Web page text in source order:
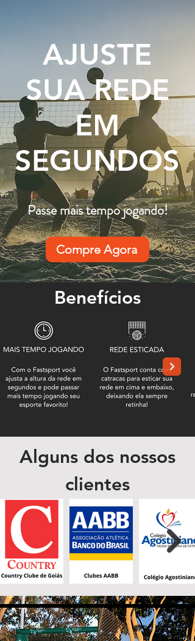
AJUSTE
SUA REDE
EM
SEGUNDOS
Passe mais tempo jogando!
Compre Agora
Benefícios
Alguns dos nossos
clientes